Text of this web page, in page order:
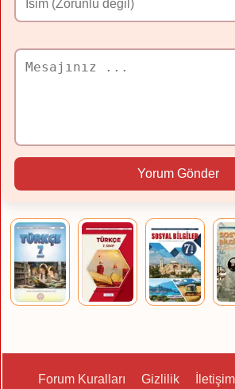
Yorum Gönder
Forum Kuralları Gizlilik İletişim